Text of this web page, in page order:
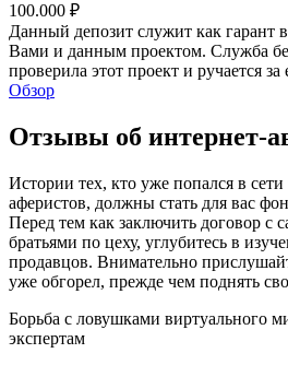
100.000 ₽
Данный депозит служит как гарант
Вами и данным проектом. Служба
проверила этот проект и ручается за
Обзор
Отзывы об интернет-
Истории тех, кто уже попался в
аферистов, должны стать для вас
Перед тем как заключить договор с
братьями по цеху, углубитесь в
продавцов. Внимательно
уже обгорел, прежде чем поднять
Борьба с ловушками виртуального
экспертам